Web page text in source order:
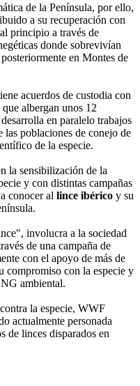
de la Península, por ello,
a su recuperación con
principio a través de
donde sobrevivían
en Montes de
acuerdos de custodia con
albergan unos 12
en paralelo trabajos
las poblaciones de conejo de
de la especie.
la sensibilización de la
y con distintas campañas
conocer al lince ibérico y su
involucra a la sociedad
de una campaña de
con el apoyo de más de
compromiso con la especie y
ambiental.
la especie, WWF
actualmente personada
de linces disparados en